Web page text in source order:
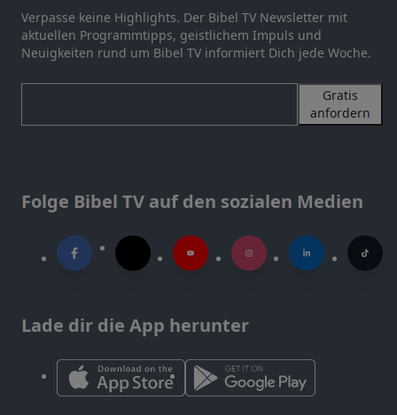
Verpasse keine Highlights. Der Bibel TV Newsletter mit
aktuellen Programmtipps, geistlichem Impuls und
Neuigkeiten rund um Bibel TV informiert Dich jede Woche.
Gratis
anfordern
Folge Bibel TV auf den sozialen Medien
Lade dir die App herunter